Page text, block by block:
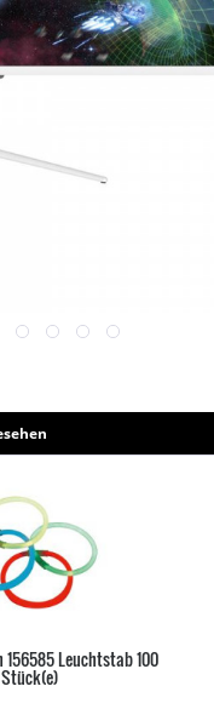
156585 Leuchtstab 100
Stück(e)